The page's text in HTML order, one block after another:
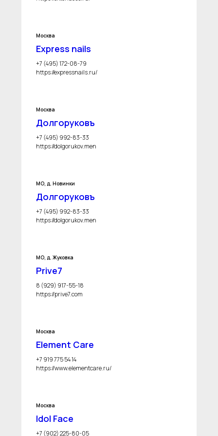
Москва
Express nails
+7 (495) 172-08-79
https://expressnails.ru/
Москва
Долгоруковъ
+7 (495) 992-83-33
https://dolgorukov.men
МО, д. Новинки
Долгоруковъ
+7 (495) 992-83-33
https://dolgorukov.men
МО, д. Жуковка
Prive7
8 (929) 917-55-18
https://prive7.com
Москва
Element Care
+7 919 775 54 14
https://www.elementcare.ru/
Москва
Idol Face
+7 (902) 225-80-05